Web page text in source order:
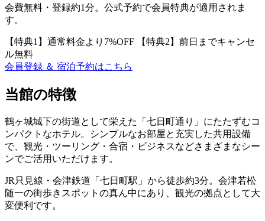
会費無料・登録約1分。公式予約で会員特典が適用されま
す。
【特典1】 通常料金より7%OFF 【特典2】 前日までキャンセ
ル無料
会員登録 ＆ 宿泊予約はこちら
当館の特徴
鶴ヶ城城下の街道として栄えた「七日町通り」にたたずむコ
ンパクトなホテル。シンプルなお部屋と充実した共用設備
で、観光・ツーリング・合宿・ビジネスなどさまざまなシー
ンでご活用いただけます。
JR只見線・会津鉄道「七日町駅」から徒歩約3分。会津若松
随一の街歩きスポットの真ん中にあり、観光の拠点として大
変便利です。